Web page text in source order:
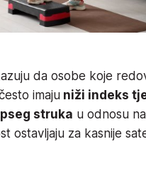
da osobe koje
imaju niži indeks
struka u odnosu
ostavljaju za kasnije